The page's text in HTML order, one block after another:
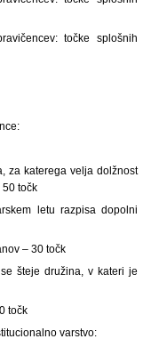
točke splošnih
za katerega velja dolžnost
točk
letu razpisa dopolni
– 30 točk
šteje družina, v kateri je
točk
varstvo: